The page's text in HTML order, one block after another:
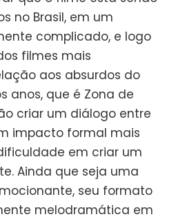
no Brasil, em um
complicado, e logo
filmes mais
aos absurdos do
anos, que é Zona de
criar um diálogo entre
impacto formal mais
em criar um
Ainda que seja uma
seu formato
melodramática em